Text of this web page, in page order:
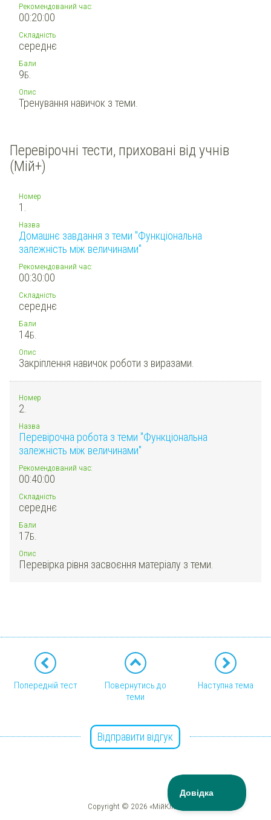
Рекомендований час:
00:20:00
Складність
середнє
Бали
9Б.
Опис
Тренування навичок з теми.
Перевірочні тести, приховані від учнів
(Мій+)
Номер
1.
Назва
Домашнє завдання з теми "Функціональна
залежність між величинами"
Рекомендований час:
00:30:00
Складність
середнє
Бали
14Б.
Опис
Закріплення навичок роботи з виразами.
Номер
2.
Назва
Перевірочна робота з теми "Функціональна
залежність між величинами"
Рекомендований час:
00:40:00
Складність
середнє
Бали
17Б.
Опис
Перевірка рівня засвоєння матеріалу з теми.
Попередній тест
Повернутись до
теми
Наступна тема
Відправити відгук
Copyright © 2026 «МійКлас»